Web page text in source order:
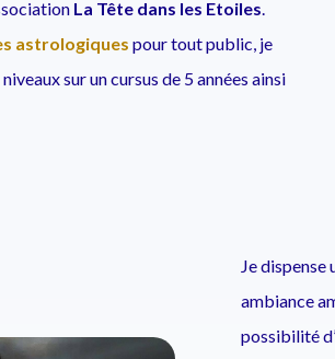
La Tête dans les Etoiles.
astrologiques pour tout public, je
sur un cursus de 5 années ainsi
Je dispense
ambiance
possibilité